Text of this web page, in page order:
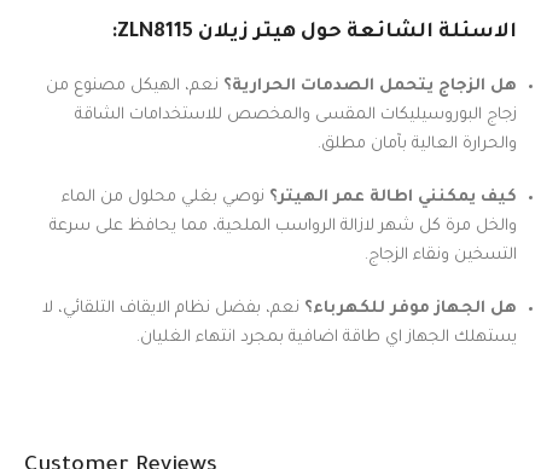
الاسئلة الشائعة حول هيتر زيلان ZLN8115:
هل الزجاج يتحمل الصدمات الحرارية؟ نعم، الهيكل مصنوع من
زجاج البوروسيليكات المقسى والمخصص للاستخدامات الشاقة
والحرارة العالية بآمان مطلق.
كيف يمكنني اطالة عمر الهيتر؟ نوصي بغلي محلول من الماء
والخل مرة كل شهر لازالة الرواسب الملحية، مما يحافظ على سرعة
التسخين ونقاء الزجاج.
هل الجهاز موفر للكهرباء؟ نعم، بفضل نظام الايقاف التلقائي، لا
يستهلك الجهاز اي طاقة اضافية بمجرد انتهاء الغليان.